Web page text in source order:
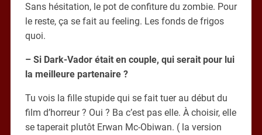
Sans hésitation, le pot de confiture du zombie. Pour
le reste, ça se fait au feeling. Les fonds de frigos
quoi.
– Si Dark-Vador était en couple, qui serait pour lui
la meilleure partenaire ?
Tu vois la fille stupide qui se fait tuer au début du
film d’horreur ? Oui ? Ba c’est pas elle. À choisir, elle
se taperait plutôt Erwan Mc-Obiwan. ( la version